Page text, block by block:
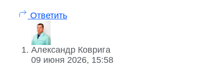
Ответить
Александр Коврига
09 июня 2026, 15:58